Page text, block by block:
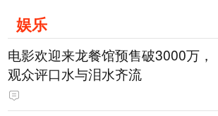
娱乐
电影欢迎来龙餐馆预售破3000万，
观众评口水与泪水齐流